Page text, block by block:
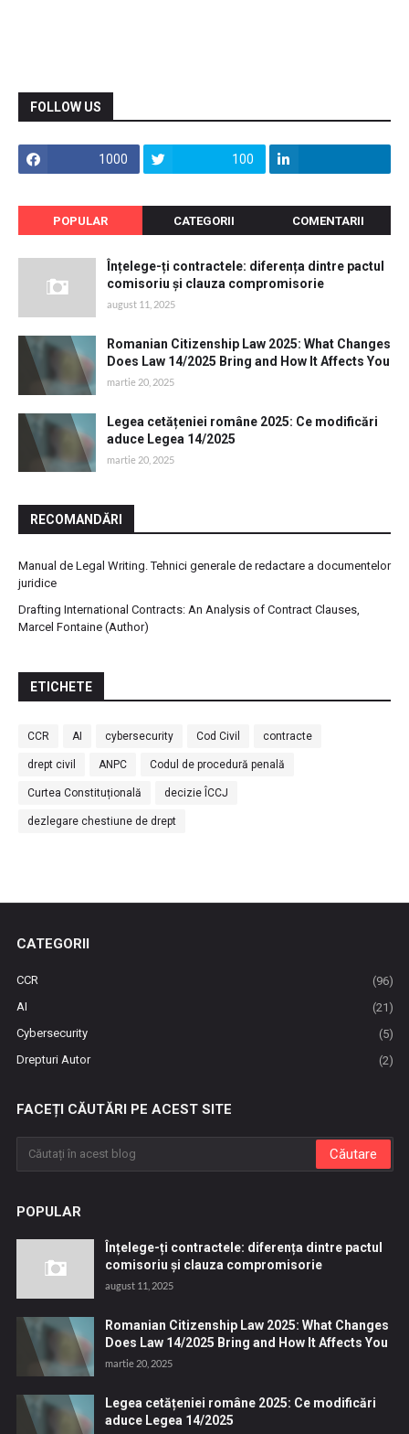
FOLLOW US
1000 100
POPULAR CATEGORII COMENTARII
Înțelege-ți contractele: diferența dintre pactul
comisoriu și clauza compromisorie
august 11, 2025
Romanian Citizenship Law 2025: What Changes
Does Law 14/2025 Bring and How It Affects You
martie 20, 2025
Legea cetățeniei române 2025: Ce modificări
aduce Legea 14/2025
martie 20, 2025
RECOMANDĂRI
Manual de Legal Writing. Tehnici generale de redactare a documentelor
juridice
Drafting International Contracts: An Analysis of Contract Clauses,
Marcel Fontaine (Author)
ETICHETE
CCR AI cybersecurity Cod Civil contracte
drept civil ANPC Codul de procedură penală
Curtea Constituțională decizie ÎCCJ
dezlegare chestiune de drept
CATEGORII
CCR
(96)
AI
(21)
Cybersecurity
(5)
Drepturi Autor
(2)
FACEȚI CĂUTĂRI PE ACEST SITE
POPULAR
Înțelege-ți contractele: diferența dintre pactul
comisoriu și clauza compromisorie
august 11, 2025
Romanian Citizenship Law 2025: What Changes
Does Law 14/2025 Bring and How It Affects You
martie 20, 2025
Legea cetățeniei române 2025: Ce modificări
aduce Legea 14/2025